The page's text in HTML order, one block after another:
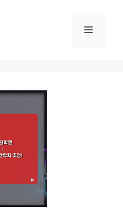
메